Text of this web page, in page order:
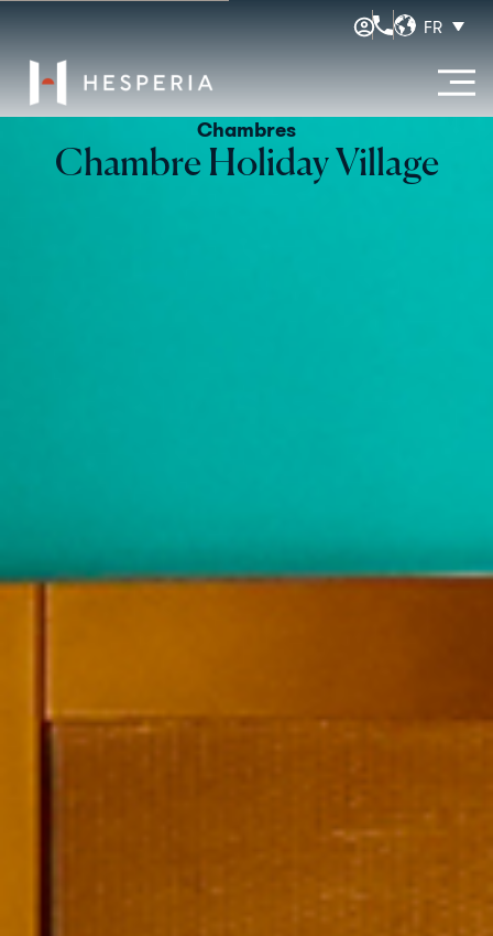
FR
Chambres
Chambre Holiday Village